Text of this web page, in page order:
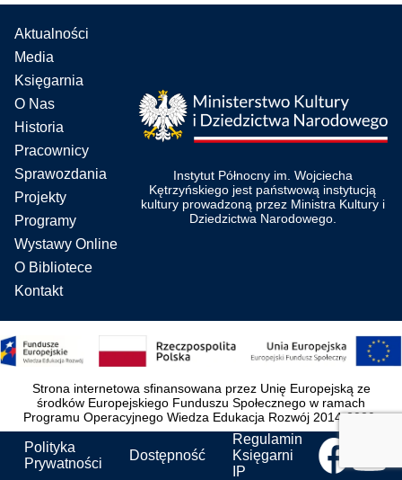
Aktualności
Media
Księgarnia
O Nas
Historia
Pracownicy
Sprawozdania
Projekty
Programy
Wystawy Online
O Bibliotece
Kontakt
Instytut Północny im. Wojciecha
Kętrzyńskiego jest państwową instytucją
kultury prowadzoną przez Ministra Kultury i
Dziedzictwa Narodowego.
Strona internetowa sfinansowana przez Unię Europejską ze
środków Europejskiego Funduszu Społecznego w ramach
Programu Operacyjnego Wiedza Edukacja Rozwój 2014-2020.
Polityka
Prywatności
Dostępność
Regulamin
Księgarni
IP